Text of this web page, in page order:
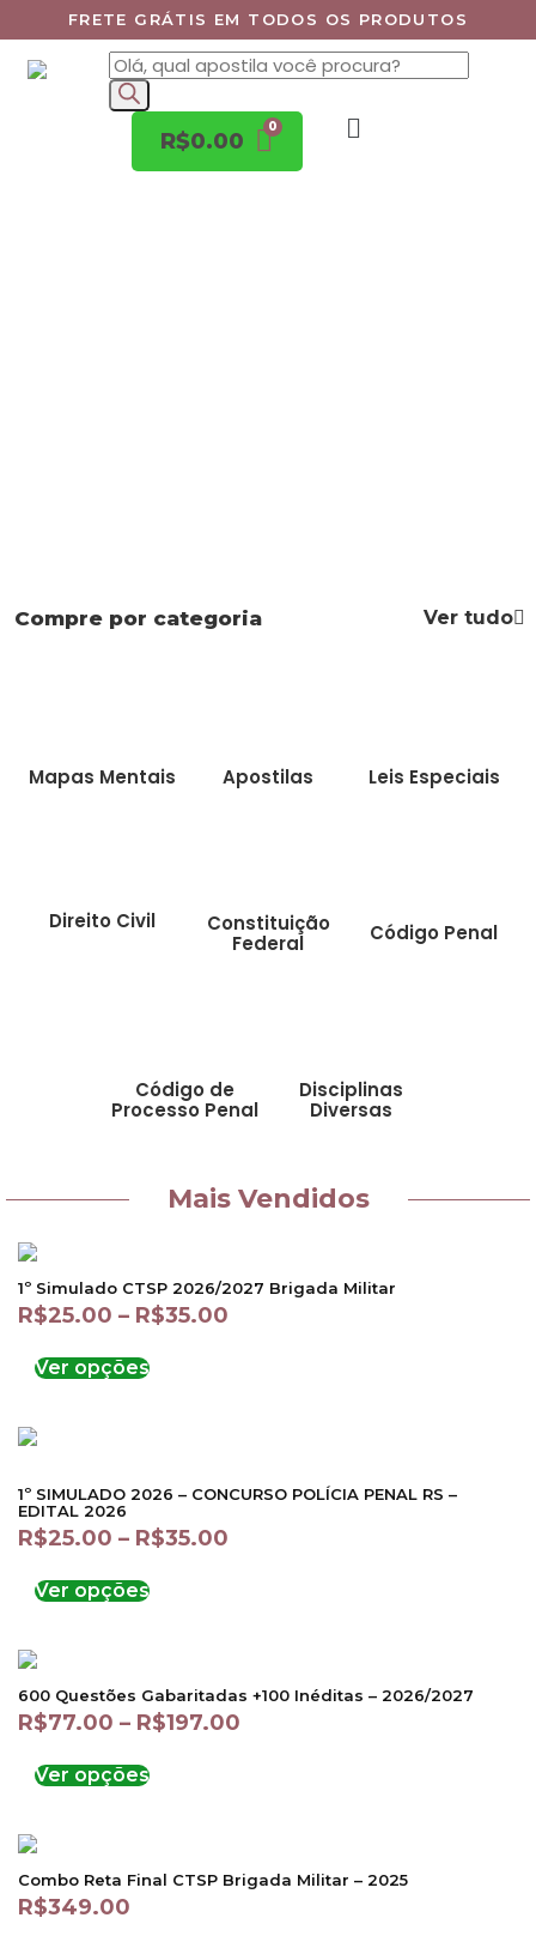
FRETE GRÁTIS EM TODOS OS PRODUTOS
R$0.00
Compre por categoria Ver tudo
Mapas Mentais Apostilas Leis Especiais
Direito Civil
Constituição
Federal
Código Penal
Código de
Processo Penal
Disciplinas
Diversas
Mais Vendidos
1º Simulado CTSP 2026/2027 Brigada Militar
R$25.00 – R$35.00
Ver opções
1º SIMULADO 2026 – CONCURSO POLÍCIA PENAL RS –
EDITAL 2026
R$25.00 – R$35.00
Ver opções
600 Questões Gabaritadas +100 Inéditas – 2026/2027
R$77.00 – R$197.00
Ver opções
Combo Reta Final CTSP Brigada Militar – 2025
R$349.00